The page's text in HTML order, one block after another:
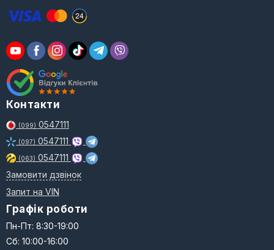
Контакти
(099) 0547111
(097) 0547111
(063) 0547111
Замовити дзвінок
Запит на VIN
Графік роботи
Пн-Пт: 8:30-19:00
Сб: 10:00-16:00